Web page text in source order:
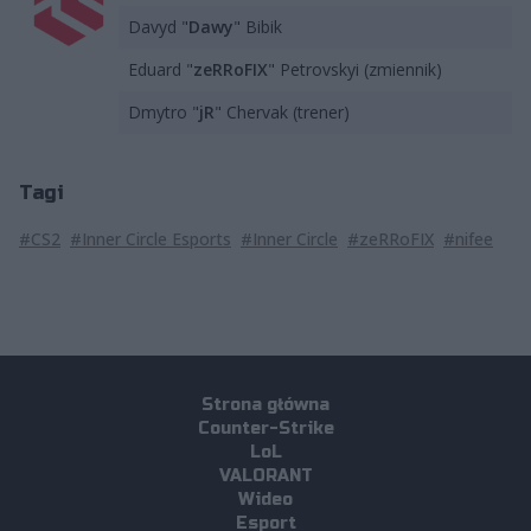
Davyd "Dawy" Bibik
Eduard "zeRRoFIX" Petrovskyi (zmiennik)
Dmytro "jR" Chervak (trener)
Tagi
#CS2 #Inner Circle Esports #Inner Circle #zeRRoFIX #nifee
Strona główna
Counter-Strike
LoL
VALORANT
Wideo
Esport